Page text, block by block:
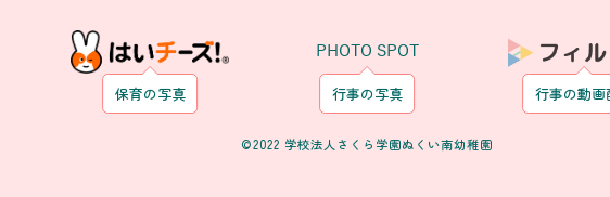
保育の写真
PHOTO SPOT
行事の写真 行事の動画
©2022 学校法人さくら学園ぬくい南幼稚園